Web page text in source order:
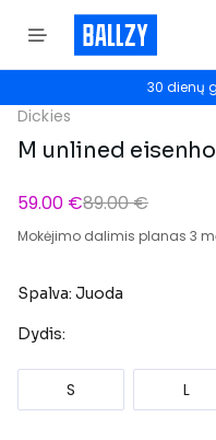
30 dienų
Dickies
M unlined
59.00 €89.00 €
Mokėjimo dalimis planas 3
Spalva: Juoda
Dydis:
S L